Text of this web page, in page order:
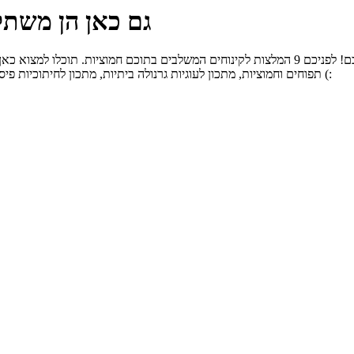
גם כאן הן משתלבות: 9 קינוחים
אם אתם חובבי חמוציות - בוודאי תשמחו לשלב אותן גם בקינוחים שלכם! לפניכם 9 המלצות
תפוחים וחמוציות, מתכון לעוגיות גרנולה ביתיות, מתכון לחיתוכיות פיסטוק עם שוקולד לבן וחמוציות ועוד. אתם הולכים להינות - תודו לנו אחר כך (: